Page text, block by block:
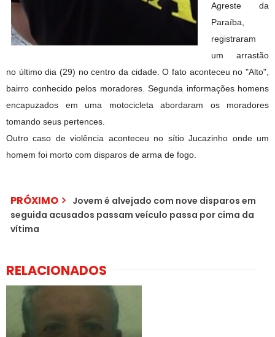
Agreste da
Paraíba,
registraram
um arrastão
no último dia (29) no centro da cidade. O fato aconteceu no "Alto",
bairro conhecido pelos moradores. Segunda informações homens
encapuzados em uma motocicleta abordaram os moradores
tomando seus pertences.
Outro caso de violência aconteceu no sítio Jucazinho onde um
homem foi morto com disparos de arma de fogo.
PRÓXIMO
Jovem é alvejado com nove disparos em
seguida acusados passam veículo passa por cima da
vítima
RELACIONADOS